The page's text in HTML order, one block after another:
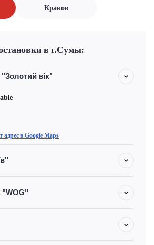
Краков
в г.Сумы:
вік"
адрес в Google Maps
"WOG"